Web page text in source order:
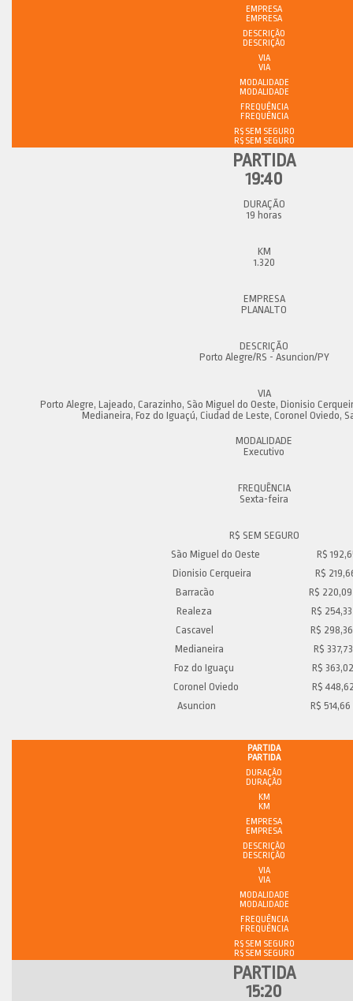
EMPRESA
DESCRIÇÃO
VIA
MODALIDADE
FREQUÊNCIA
R$ SEM SEGURO
19:40
19 horas
1.320
PLANALTO
Porto Alegre/RS - Asuncion/PY
Porto Alegre, Lajeado, Carazinho, São Miguel do Oeste, Dionisio
Medianeira, Foz do Iguaçú, Ciudad de Leste, Coronel Oviedo,
Executivo
Sexta-feira
São Miguel do Oeste R$
Dionisio Cerqueira R$
Barracão R$ 220,09
Realeza R$ 254,33
Cascavel R$ 298,36
Medianeira R$ 337,73
Foz do Iguaçu R$ 363,02
Coronel Oviedo R$
Asuncion R$ 514,66
PARTIDA
DURAÇÃO
KM
EMPRESA
DESCRIÇÃO
VIA
MODALIDADE
FREQUÊNCIA
R$ SEM SEGURO
15:20